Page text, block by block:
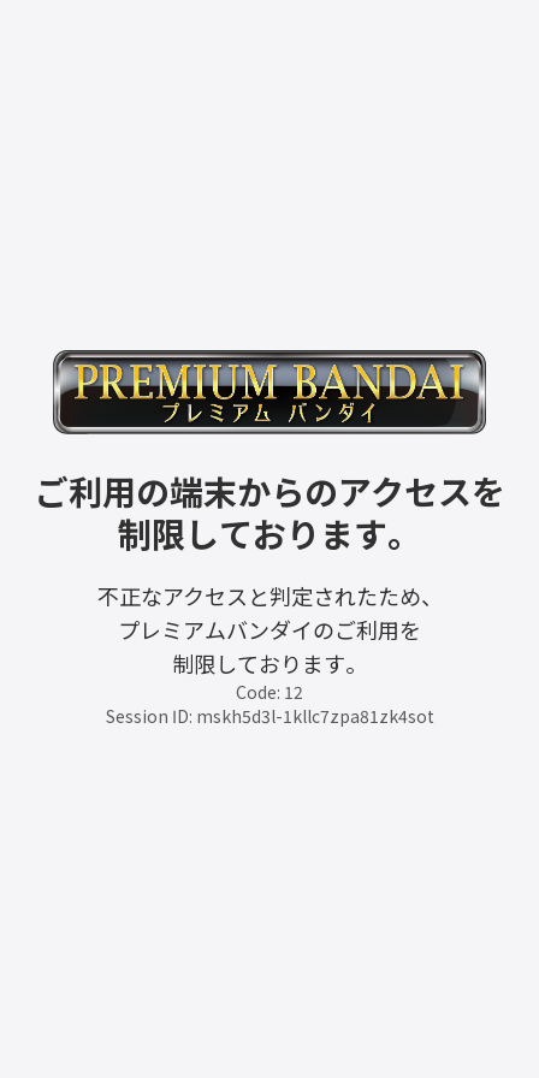
ご利用の端末からのアクセスを
制限しております。
不正なアクセスと判定されたため、
プレミアムバンダイのご利用を
制限しております。
Code: 12
Session ID: mskh5d3l-1kllc7zpa81zk4sot